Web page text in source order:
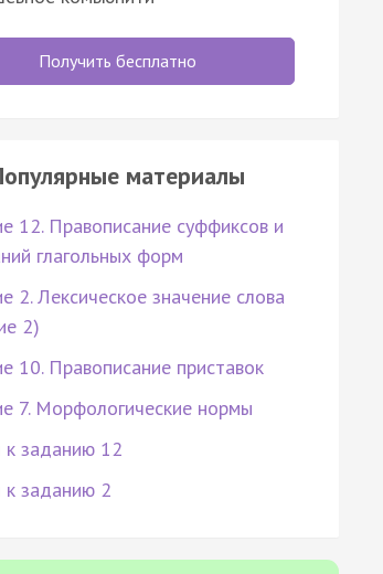
Получить бесплатно
материалы
12. Правописание суффиксов и
глагольных форм
2. Лексическое значение слова
2)
10. Правописание приставок
7. Морфологические нормы
к заданию 12
к заданию 2